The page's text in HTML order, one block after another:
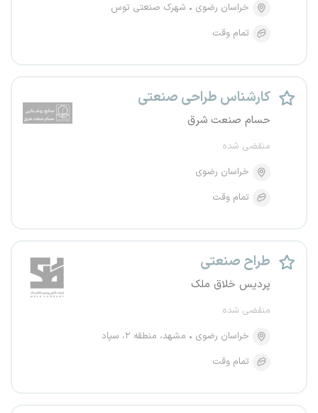
خراسان رضوی
شهرک صنعتی توس
تمام وقت
کارشناس طراحی صنعتی
حسام صنعت شرق
منقضی شده
خراسان رضوی
تمام وقت
طراح صنعتی
پردیس خلاق ملک
منقضی شده
خراسان رضوی
مشهد، منطقه ۲، سپاد
تمام وقت